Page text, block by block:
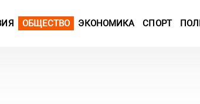
ОБЩЕСТВО ЭКОНОМИКА СПОРТ